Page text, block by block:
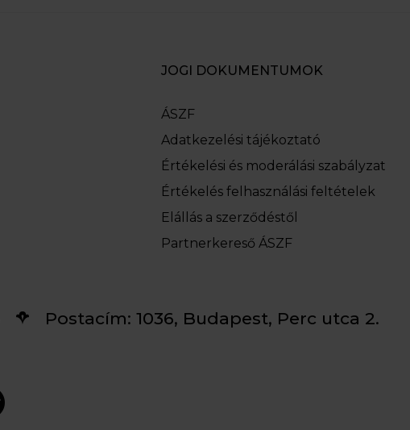
JOGI DOKUMENTUMOK
ÁSZF
Adatkezelési tájékoztató
Értékelési és moderálási szabályzat
Értékelés felhasználási feltételek
Elállás a szerződéstől
Partnerkereső ÁSZF
Postacím: 1036, Budapest, Perc utca 2.